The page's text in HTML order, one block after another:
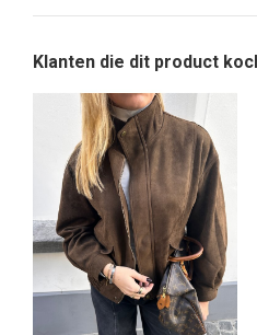
Klanten die dit product